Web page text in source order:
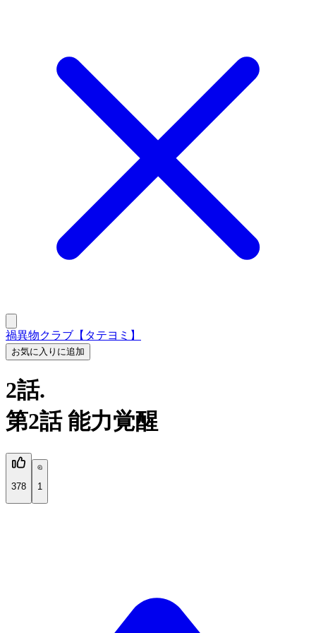
禍異物クラブ【タテヨミ】
お気に入りに追加
2話.
第2話 能力覚醒
378 1